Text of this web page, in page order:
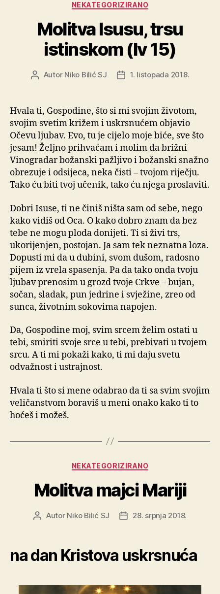
Kategorije
NEKATEGORIZIRANO
Molitva Isusu, trsu
istinskom (Iv 15)
AutorAutor Niko Bilić SJ
Datum
1. listopada 2018.
Hvala ti, Gospodine, što si mi svojim životom,
svojim svetim križem i uskrsnućem objavio
Očevu ljubav. Evo, tu je cijelo moje biće, sve što
jesam! Željno prihvaćam i molim da brižni
Vinogradar božanski pažljivo i božanski snažno
obrezuje i odsijeca, neka čisti – tvojom riječju.
Tako ću biti tvoj učenik, tako ću njega proslaviti.
Dobri Isuse, ti ne činiš ništa sam od sebe, nego
kako vidiš od Oca. O kako dobro znam da bez
tebe ne mogu ploda donijeti. Ti si živi trs,
ukorijenjen, postojan. Ja sam tek neznatna loza.
Dopusti mi da u dubini, svom dušom, radosno
pijem iz vrela spasenja. Pa da tako onda tvoju
ljubav prenosim u grozd tvoje Crkve – bujan,
sočan, sladak, pun jedrine i svježine, zreo od
sunca, životnim sokovima napojen.
Da, Gospodine moj, svim srcem želim ostati u
tebi, smiriti svoje srce u tebi, prebivati u tvojem
srcu. A ti mi pokaži kako, ti mi daju svetu
odvažnost i ustrajnost.
Hvala ti što si mene odabrao da ti sa svim svojim
veličanstvom boraviš u meni onako kako ti to
hoćeš i možeš.
Kategorije
NEKATEGORIZIRANO
Molitva majci Mariji
AutorAutor Niko Bilić SJ
Datum
28. srpnja 2018.
na dan Kristova uskrsnuća